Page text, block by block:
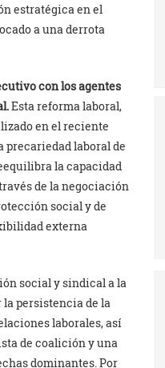
estratégica en el
a una derrota
con los agentes
Esta reforma laboral,
en el reciente
precariedad laboral de
la capacidad
de la negociación
social y de
externa
social y sindical a la
persistencia de la
laborales, así
de coalición y una
dominantes. Por